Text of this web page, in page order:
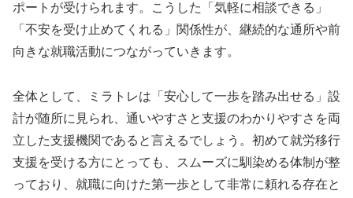
ポートが受けられます。こうした「気軽に相談できる」
「不安を受け止めてくれる」関係性が、継続的な通所や前
向きな就職活動につながっていきます。
全体として、ミラトレは「安心して一歩を踏み出せる」設
計が随所に見られ、通いやすさと支援のわかりやすさを両
立した支援機関であると言えるでしょう。初めて就労移行
支援を受ける方にとっても、スムーズに馴染める体制が整
っており、就職に向けた第一歩として非常に頼れる存在と